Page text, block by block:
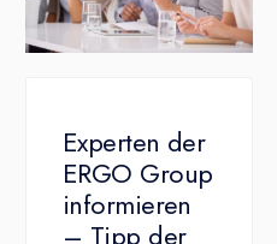
Experten der
ERGO Group
informieren
– Tipp der